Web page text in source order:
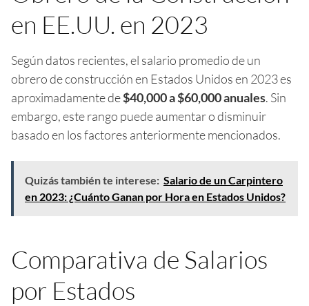
en EE.UU. en 2023
Según datos recientes, el salario promedio de un
obrero de construcción en Estados Unidos en 2023 es
aproximadamente de$40,000 a $60,000 anuales. Sin
embargo, este rango puede aumentar o disminuir
basado en los factores anteriormente mencionados.
Quizás también te interese: Salario de un Carpintero
en 2023: ¿Cuánto Ganan por Hora en Estados Unidos?
Comparativa de Salarios
por Estados